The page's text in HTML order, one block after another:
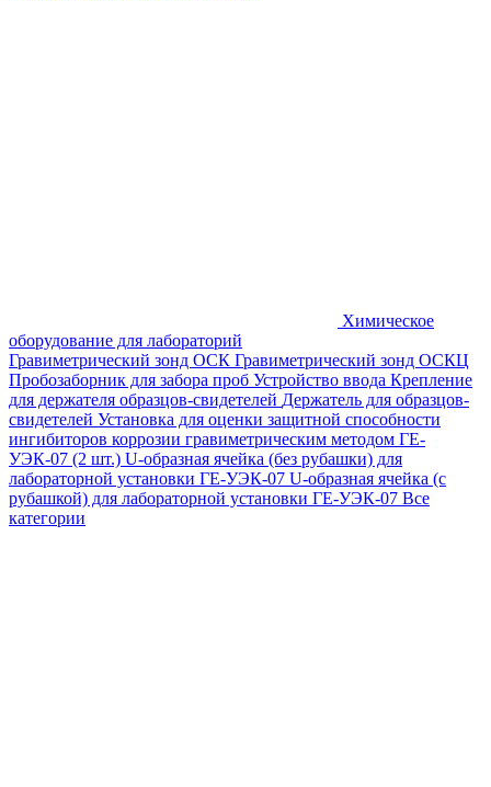
Химическое
оборудование для лабораторий
Гравиметрический зонд ОСК Гравиметрический зонд ОСКЦ
Пробозаборник для забора проб Устройство ввода Крепление
для держателя образцов-свидетелей Держатель для образцов-
свидетелей Установка для оценки защитной способности
ингибиторов коррозии гравиметрическим методом ГЕ-
УЭК-07 (2 шт.) U-образная ячейка (без рубашки) для
лабораторной установки ГЕ-УЭК-07 U-образная ячейка (с
рубашкой) для лабораторной установки ГЕ-УЭК-07 Все
категории